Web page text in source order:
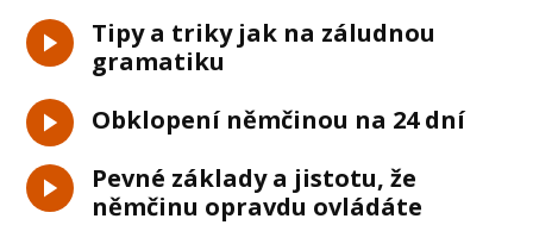
Tipy a triky jak na záludnou
gramatiku
Obklopení němčinou na 24 dní
Pevné základy a jistotu, že
němčinu opravdu ovládáte